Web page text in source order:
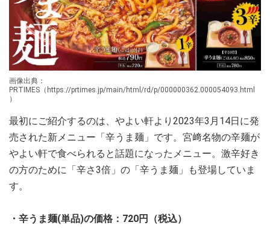
画像出典：
PRTIMES（https://prtimes.jp/main/html/rd/p/000000362.000054093.html
）
最初にご紹介するのは、やよい軒より2023年3月14日に発
売された新メニュー「辛うま麺」です。宮﨑名物の辛麺が
やよい軒で食べられると話題になったメニュー。激辛好き
の方のために「辛さ3倍」の「辛うま麺」も登場していま
す。
・辛うま麺(単品)の価格：720円（税込）